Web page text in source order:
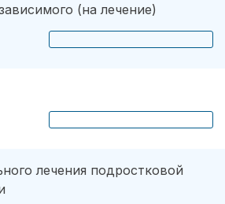
(на лечение)
лечения подростковой